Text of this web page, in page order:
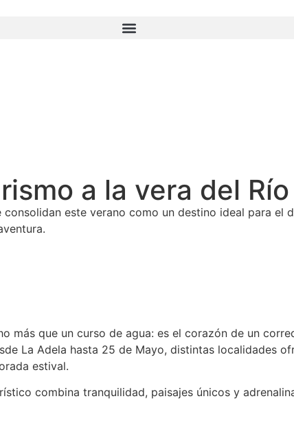
a la vera del
este verano como un destino ideal para
más que un curso de agua: es el corazón de un
La Adela hasta 25 de Mayo, distintas localidades
estival.
combina tranquilidad, paisajes únicos y